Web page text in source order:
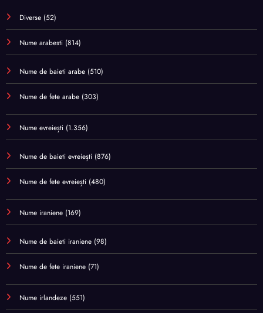
Diverse (52)
Nume arabesti (814)
Nume de baieti arabe (510)
Nume de fete arabe (303)
Nume evreiești (1.356)
Nume de baieti evreiești (876)
Nume de fete evreiești (480)
Nume iraniene (169)
Nume de baieti iraniene (98)
Nume de fete iraniene (71)
Nume irlandeze (551)